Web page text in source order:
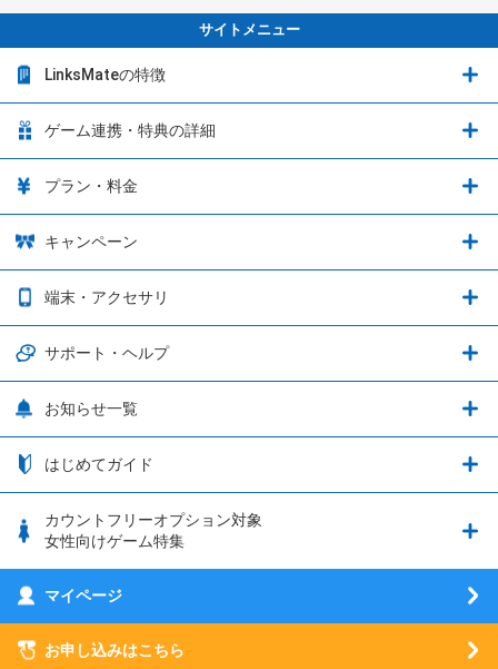
サイトメニュー
LinksMateの特徴
LinksMateの特徴
音声通話料金がもっとオトクに
データ通信容量繰り越し
通信エリアと通信速度状況
つながる端末保証
フィルタリングアプリ
5G回線オプションについて
LINE年齢認証について
ゲーム連携・特典の詳細
ゲーム連携・特典の詳細
ブレイブソード×ブレイズソウル
ウマ娘 プリティーダービー
プリンセスコネクト！Re:Dive
釣り★スタ
ウマスクについて
プラン・料金
プラン・料金
3種類のSIMタイプ
日割り計算
キャンペーン
お得なキャンペーン実施中！
OPPO端末購入キャンペーン第5弾
端末・アクセサリ
端末・アクセサリ
iPhone利用について
動作確認済み端末一覧
サポート・ヘルプ
サポート・ヘルプ
nanoSIM･microSIM･通常SIMの初期設定方法
eSIMの初期設定方法
MVNOのギモンを解消！
お知らせ一覧
お知らせ一覧
はじめてガイド
はじめてガイド
SIMサービスについて
SIMロック解除ガイド
カウントフリーオプション対象
女性向けゲーム特集
刀剣乱舞-ONLINE- Pocket
マイページ
お申し込みはこちら